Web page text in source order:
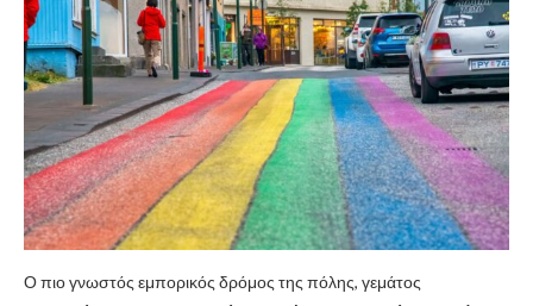
Ο πιο γνωστός εμπορικός δρόμος της πόλης, γεμάτος